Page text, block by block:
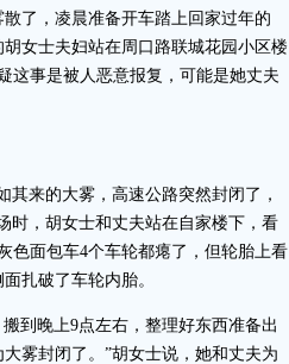
了，凌晨准备开车踏上回家过年的
女士夫妇站在周口路联城花园小区楼
这事是被人恶意报复，可能是她丈夫
来的大雾，高速公路突然封闭了，
时，胡女士和丈夫站在自家楼下，看
色面包车4个车轮都瘪了，但轮胎上看
扎破了车轮内胎。
到晚上9点左右，整理好东西准备出
雾封闭了。”胡女士说，她和丈夫为